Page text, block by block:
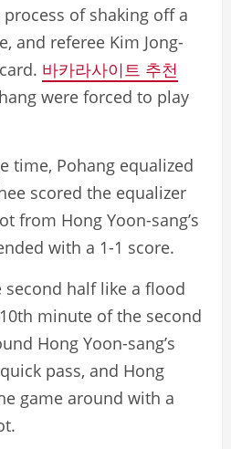
of shaking off a
and referee Kim Jong-
바카라사이트 추천
were forced to play
time, Pohang equalized
scored the equalizer
from Hong Yoon-sang’s
with a 1-1 score.
half like a flood
minute of the second
Hong Yoon-sang’s
pass, and Hong
game around with a